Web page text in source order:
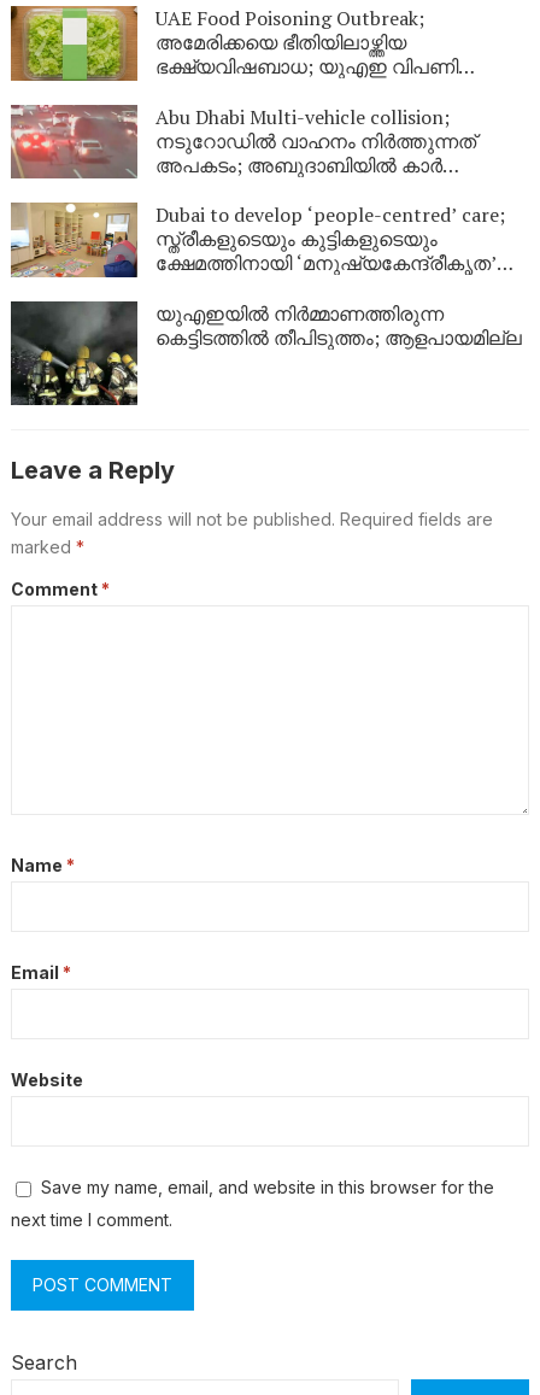
UAE Food Poisoning Outbreak;
അമേരിക്കയെ ഭീതിയിലാഴ്ത്തിയ
ഭക്ഷ്യവിഷബാധ; യുഎഇ വിപണി
Abu Dhabi Multi-vehicle collision;
നടുറോഡിൽ വാഹനം നിർത്തുന്നത്
അപകടം; അബുദാബിയിൽ കാർ
Dubai to develop ‘people-centred’ care;
സ്ത്രീകളുടെയും കുട്ടികളുടെയും
ക്ഷേമത്തിനായി ‘മനുഷ്യകേന്ദ്രീകൃത’
യുഎഇയിൽ നിർമ്മാണത്തിരുന്ന
കെട്ടിടത്തിൽ തീപിടുത്തം; ആളപായമില്ല
Leave a Reply
Your email address will not be published. Required fields are
marked *
Comment *
Name *
Email *
Website
Save my name, email, and website in this browser for the
next time I comment.
Search